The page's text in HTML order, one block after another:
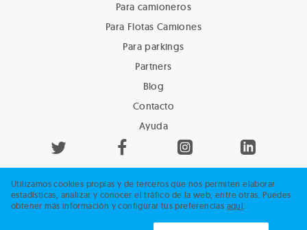
Para camioneros
Para Flotas Camiones
Para parkings
Partners
Blog
Contacto
Ayuda
Privacidad y cookies
Utilizamos cookies propias y de terceros que nos permiten elaborar
estadísticas, analizar y conocer el tráfico de la web, entre otras. Puedes
obtener más información y configurar tus preferencias aquí.